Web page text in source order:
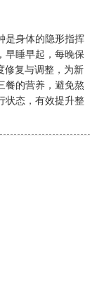
是身体的隐形指挥
早睡早起，每晚保
修复与调整，为新
餐的营养，避免熬
状态，有效提升整